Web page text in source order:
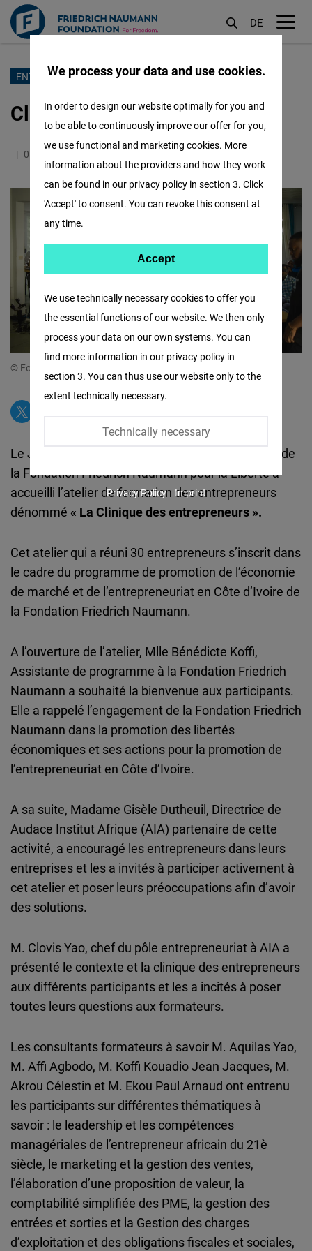
Aller
contenu
DE
ENTREPRENEURIAT
Clinique de l’Entrepreneur
01.03.2023 Côte d´Ivoire
© Fondation Friedrich Naumann
Le Jeudi 02 Février 2023, la salle de conférences de
la Fondation Friedrich Naumann pour la Liberté a
accueilli l’atelier de formation des entrepreneurs
dénommé « La Clinique des entrepreneurs ».
Cet atelier qui a réuni 30 entrepreneurs s’inscrit dans
le cadre du programme de promotion de l’économie
de marché et de l’entrepreneuriat en Côte d’Ivoire de
la Fondation Friedrich Naumann.
A l’ouverture de l’atelier, Mlle Bénédicte Koffi,
Assistante de programme à la Fondation Friedrich
Naumann a souhaité la bienvenue aux participants.
Elle a rappelé l’engagement de la Fondation Friedrich
Naumann dans la promotion des libertés
économiques et ses actions pour la promotion de
l’entrepreneuriat en Côte d’Ivoire.
A sa suite, Madame Gisèle Dutheuil, Directrice de
Audace Institut Afrique (AIA) partenaire de cette
activité, a encouragé les entrepreneurs dans leurs
entreprises et les a invités à participer activement à
cet atelier et poser leurs préoccupations afin d’avoir
des solutions.
M. Clovis Yao, chef du pôle entrepreneuriat à AIA a
présenté le contexte et la clinique des entrepreneurs
aux différents participants et les a incités à poser
toutes leurs questions aux formateurs.
Les consultants formateurs à savoir M. Aquilas Yao,
M. Affi Agbodo, M. Koffi Kouadio Jean Jacques, M.
Akrou Célestin et M. Ekou Paul Arnaud ont entrenu
les participants sur différentes thématiques à
savoir : le leadership et les compétences
managériales de l’entrepreneur africain du 21è
siècle, le marketing et la gestion des ventes,
l’élaboration d’une proposition de valeur, la
comptabilité simplifiée des PME, la gestion des
entrées et sorties et la Gestion des charges
d’exploitation et des obligations fiscales et sociales,
We process your data and use cookies.
We use technically necessary cookies to offer you
the essential functions of our website. We then only
process your data on our own systems. You can
find more information in our privacy policy in
section 3. You can thus use our website only to the
extent technically necessary.
Technically necessary
In order to design our website optimally for you and
to be able to continuously improve our offer for you,
we use functional and marketing cookies. More
information about the providers and how they work
can be found in our privacy policy in section 3. Click
'Accept' to consent. You can revoke this consent at
any time.
Facebook
Embed
Twitter
Embed
Youtube
Embed
Google
Maps
Embed
Flickr
Embed
Newsletter2go
Embed
Embed
D.Vinci
Embed
Typeform
Accept Accept
Privacy Policy Imprint